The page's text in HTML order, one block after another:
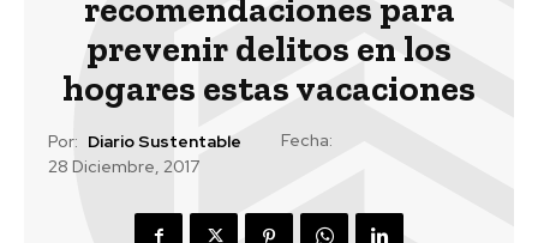
recomendaciones para
prevenir delitos en los
hogares estas vacaciones
Por: Diario Sustentable
Fecha:
28 Diciembre, 2017